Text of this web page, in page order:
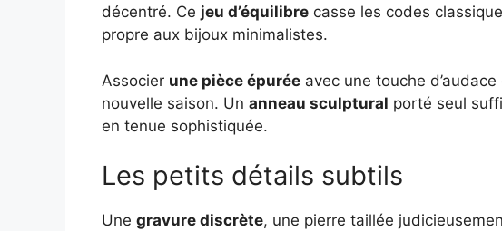
décentré. Ce jeu d’équilibre casse les codes
propre aux bijoux minimalistes.
Associer une pièce épurée avec une touche
nouvelle saison. Un anneau sculptural porté seul
en tenue sophistiquée.
Les petits détails subtils
Une gravure discrète, une pierre taillée